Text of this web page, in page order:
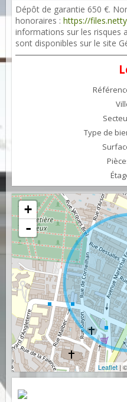
Dépôt de garantie 650 €.
honoraires : https://
informations sur les risques
sont disponibles sur le site
Type de
+
-
Leaflet |